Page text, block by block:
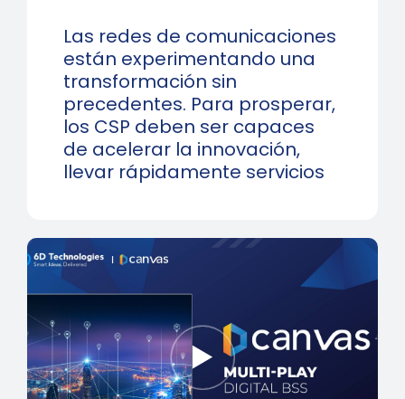
Las redes de comunicaciones
están experimentando una
transformación sin
precedentes. Para prosperar,
los CSP deben ser capaces
de acelerar la innovación,
llevar rápidamente servicios